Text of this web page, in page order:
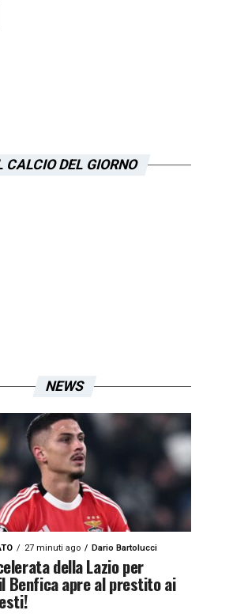
CALCIO DEL GIORNO
NEWS
27 minuti ago Dario Bartolucci
della Lazio per
Benfica apre al prestito ai